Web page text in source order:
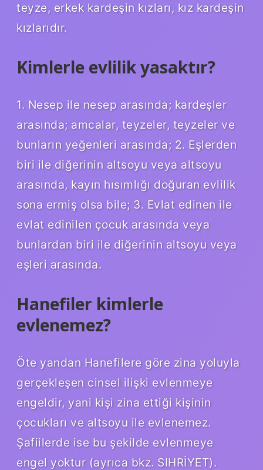
teyze, erkek kardeşin kızları, kız kardeşin
kızlarıdır.
Kimlerle evlilik yasaktır?
1. Nesep ile nesep arasında; kardeşler
arasında; amcalar, teyzeler, teyzeler ve
bunların yeğenleri arasında; 2. Eşlerden
biri ile diğerinin altsoyu veya altsoyu
arasında, kayın hısımlığı doğuran evlilik
sona ermiş olsa bile; 3. Evlat edinen ile
evlat edinilen çocuk arasında veya
bunlardan biri ile diğerinin altsoyu veya
eşleri arasında.
Hanefiler kimlerle
evlenemez?
Öte yandan Hanefilere göre zina yoluyla
gerçekleşen cinsel ilişki evlenmeye
engeldir, yani kişi zina ettiği kişinin
çocukları ve altsoyu ile evlenemez.
Şafiilerde ise bu şekilde evlenmeye
engel yoktur (ayrıca bkz. SIHRİYET).